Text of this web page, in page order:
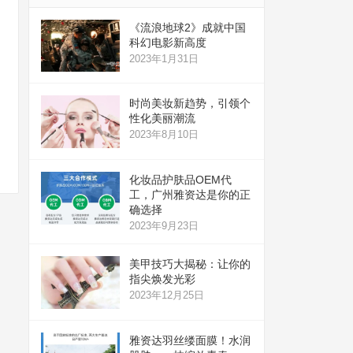
《流浪地球2》成就中国
科幻电影新高度
2023年1月31日
时尚美妆新趋势，引领个
性化美丽潮流
2023年8月10日
化妆品护肤品OEM代
工，广州雅资达是你的正
确选择
2023年9月23日
美甲技巧大揭秘：让你的
指尖焕发光彩
2023年12月25日
雅资达羽丝缕面膜！水润